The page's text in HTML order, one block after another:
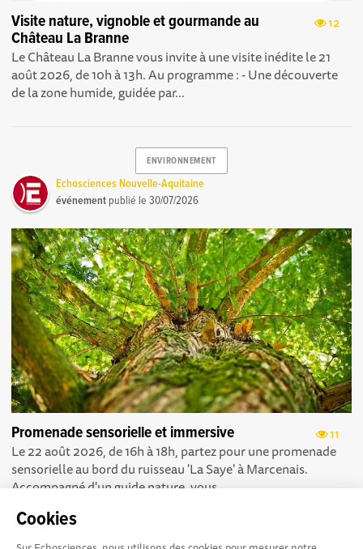
Cookies
12
Visite nature, vignoble et gourmande au
Château La Branne
Le Château La Branne vous invite à une visite inédite le 21
août 2026, de 10h à 13h. Au programme : - Une découverte
de la zone humide, guidée par...
ENVIRONNEMENT
Echosciences Nouvelle-Aquitaine
événement publié le30/07/2026
11
Promenade sensorielle et immersive
Le 22 août 2026, de 16h à 18h, partez pour une promenade
sensorielle au bord du ruisseau 'La Saye' à Marcenais.
Accompagné d'un guide nature, vous...